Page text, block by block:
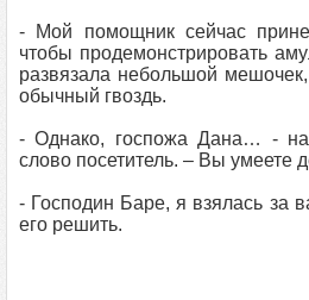
- Мой помощник сейчас
чтобы продемонстрировать
развязала небольшой
обычный гвоздь.
- Однако, госпожа Дана… -
слово посетитель. – Вы умеете
- Господин Баре, я взялась за
его решить.